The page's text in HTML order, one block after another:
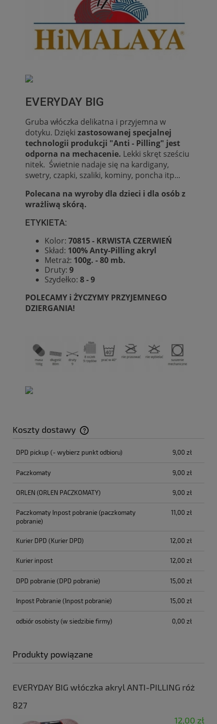
EVERYDAY BIG
Gruba włóczka delikatna i przyjemna w
dotyku. Dzięki zastosowanej specjalnej
technologii produkcji "Anti - Pilling" jest
odporna na mechacenie. Lekki skręt sześciu
nitek. Świetnie nadaje się na kardigany,
swetry, czapki, szaliki, kominy, poncha itp...
Polecana na wyroby dla dzieci i dla osób z
wrażliwą skórą.
ETYKIETA:
Kolor: 70815 - KRWISTA CZERWIEŃ
Skład: 100% Anty-Pilling akryl
Metraż: 100g. - 80 mb.
Druty: 9
Szydełko: 8 - 9
POLECAMY i ŻYCZYMY PRZYJEMNEGO
DZIERGANIA!
Koszty dostawy
Cena nie zawiera ewentualnych kosztów płatności
DPD pickup (- wybierz punkt odbioru) 9,00 zł
Paczkomaty 9,00 zł
ORLEN (ORLEN PACZKOMATY) 9,00 zł
Paczkomaty Inpost pobranie(paczkomaty
pobranie)
11,00 zł
Kurier DPD (Kurier DPD) 12,00 zł
Kurier inpost 12,00 zł
DPD pobranie(DPD pobranie) 15,00 zł
Inpost Pobranie(Inpost pobranie) 15,00 zł
odbiór osobisty(w siedzibie firmy) 0,00 zł
Produkty powiązane
EVERYDAY BIG włóczka akryl ANTI-PILLING róż
827
12,00 zł